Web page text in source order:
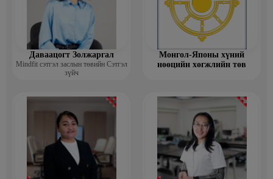
Даваацогт Золжаргал
Mindfit сэтгэл заслын төвийн Сэтгэл
зүйч
Монгол-Японы хүний
нөөцийн хөгжлийн төв